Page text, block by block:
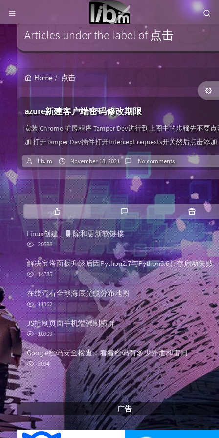
Articles under the label of 点击
Home 点击
azure新建客户端密码修改期限
安装 Chrome 扩展程序 Tamper Dev进行到上图中的步骤先不要点
加 打开Tamper Dev插件打开Intercept requests开关然后点击添加
在Tamper Dev中找到下图中的位置修改时间，然后点击小飞机提
交，马上点击插件左上角取消成功：
lib.im November 18, 2021 No comments
o
p
u
l
a
r
a
r
t
i
c
l
e
s
L
a
t
e
s
t
c
o
m
m
e
n
t
s
R
a
n
d
o
m
a
r
t
i
c
l
e
s
Linux创建、删除和更新软链接
浏
览
次
数:
20588
解决宝塔面板升级后因Python2.7与Python3.6共存启动失败
浏
览
次
数:
14735
在线查看全球海底光缆分布地图
浏
览
次
数:
11362
JS控制页面手机端强制横屏
浏
览
次
数:
10909
Google密码安全检查：看看密码有多少外泄和雷同
浏
览
次
数:
8094
广告